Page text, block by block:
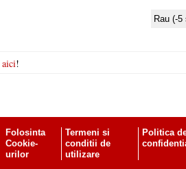
aici!
Folosinta
Cookie-
urilor
Termeni si
conditii de
utilizare
Politica